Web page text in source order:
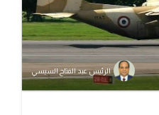
الرئيس عبد الفتاح السيسي